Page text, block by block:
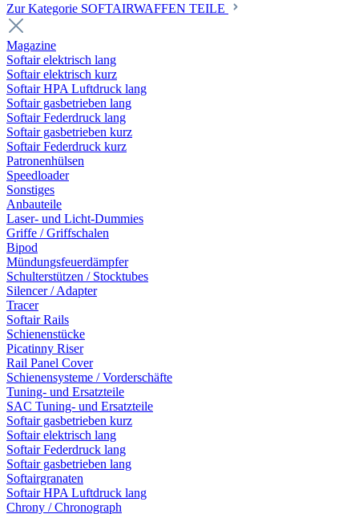
Zur Kategorie SOFTAIRWAFFEN TEILE
Magazine
Softair elektrisch lang
Softair elektrisch kurz
Softair HPA Luftdruck lang
Softair gasbetrieben lang
Softair Federdruck lang
Softair gasbetrieben kurz
Softair Federdruck kurz
Patronenhülsen
Speedloader
Sonstiges
Anbauteile
Laser- und Licht-Dummies
Griffe / Griffschalen
Bipod
Mündungsfeuerdämpfer
Schulterstützen / Stocktubes
Silencer / Adapter
Tracer
Softair Rails
Schienenstücke
Picatinny Riser
Rail Panel Cover
Schienensysteme / Vorderschäfte
Tuning- und Ersatzteile
SAC Tuning- und Ersatzteile
Softair gasbetrieben kurz
Softair elektrisch lang
Softair Federdruck lang
Softair gasbetrieben lang
Softairgranaten
Softair HPA Luftdruck lang
Chrony / Chronograph